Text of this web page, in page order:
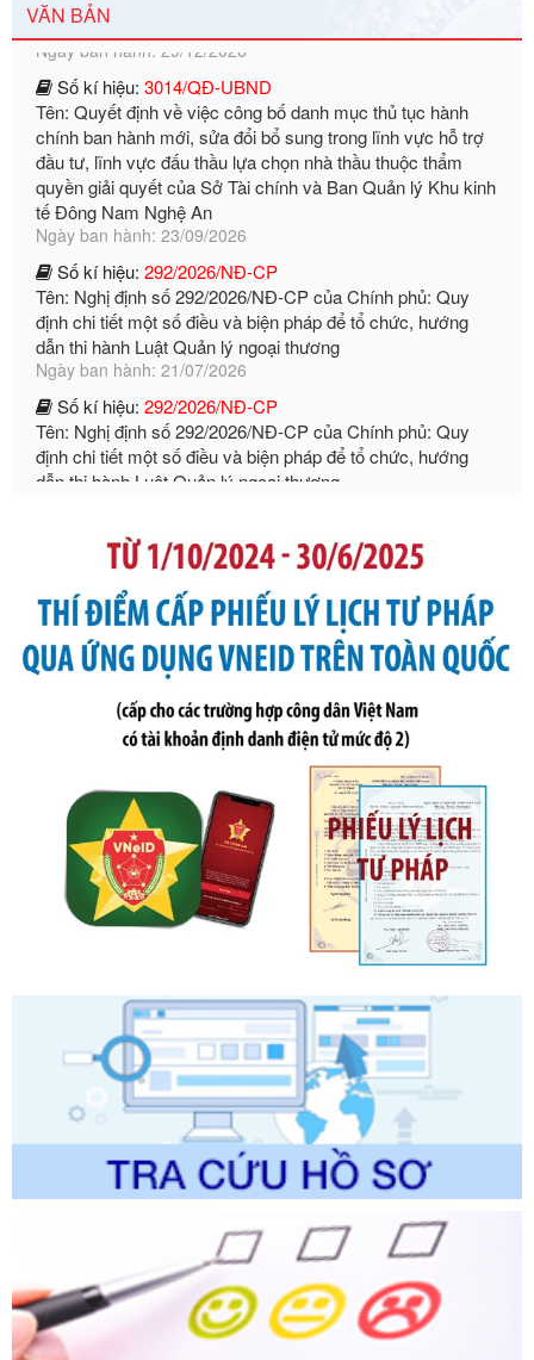
VĂN BẢN
Số kí hiệu:
Tên: Quyết định về việc công bố danh mục thủ tục hành
chính ban hành mới, sửa đổi bổ sung trong lĩnh vực hỗ trợ
đầu tư, lĩnh vực đấu thầu lựa chọn nhà thầu thuộc thẩm
quyền giải quyết của Sở Tài chính và Ban Quản lý Khu kinh
tế Đông Nam Nghệ An
Ngày ban hành: 23/09/2026
Số kí hiệu: 292/2026/NĐ-CP
Tên: Nghị định số 292/2026/NĐ-CP của Chính phủ: Quy
định chi tiết một số điều và biện pháp để tổ chức, hướng
dẫn thi hành Luật Quản lý ngoại thương
Ngày ban hành: 21/07/2026
Số kí hiệu:292/2026/NĐ-CP
Tên: Nghị định số 292/2026/NĐ-CP của Chính phủ: Quy
định chi tiết một số điều và biện pháp để tổ chức, hướng
dẫn thi hành Luật Quản lý ngoại thương
Ngày ban hành: 21/07/2026
Số kí hiệu: 105/2026/TT-BTC
bỏ Thông tư số 87/2019/TT- BТC ngày 19 tháng 12 năm
2019 của Bộ trưởng Bộ Tài chính hướng dẫn thực hiện xử
phạt vi phạm hành chính trong lĩnh vực kho bạc nhà nước
Ngày ban hành: 21/07/2026
Số kí hiệu:291/2026/NĐ-CP
Tên: Nghị định số 291/2026/NĐ-CP của Chính phủ: Sửa
đổi, bổ sung một số điều của Nghị định số 125/2020/NĐ-СР
ngày 19 tháng 10 năm 2020 của Chính phủ quy định xử
phạt vi phạm hành chính về thuế, hóa đơn được sửa đổi, bổ
sung bởi Nghị định số 102/2021/NĐ-CP
Ngày ban hành: 20/07/2026
Số kí hiệu:2303/QĐ-UBND
Tên: Quyết định công bố Danh mục thủ tục hành chính mới
ban hành, được sửa đổi, bổ sung, bị bãi bỏ và phê duyệt
Quy trình nội bộ, quy trình điện tử giải quyết thủ tục hành
chính trong một số lĩnh vực thuộc phạm vi chức năng quản
Số kí hiệu:2304/QĐ-UBND
Tên: Quyết định công bố Danh mục thủ tục hành chính
được sửa đổi, bổ sung và phê duyệt Quy trình nội bộ, quy
trình điện tử giải quyết thủ tục hành chính trong lĩnh vực Du
lịch thuộc phạm vi chức năng quản lý của Sở Văn hóa, Thể
thao và Du lịch
Ngày ban hành: 01/06/2026
Số kí hiệu:2310/QĐ-UBND
Tên: Về việc công bố Danh mục thủ tục hành chính sửa
đổi, bổ sung và phê duyệt Quy trình nội bộ, quy trình điện tử
trong giải quyết thủtục hành chính lĩnh vực biến đổi khí hậu
thuộc phạm vi giải quyết của Sở Nông nghiệp và Môi
trường
Ngày ban hành: 01/06/2026